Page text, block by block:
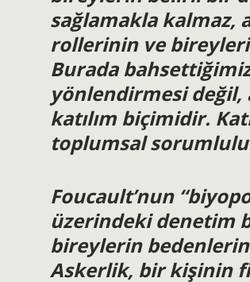
sağlamakla kalmaz,
rollerinin ve
Burada
yönlendirmesi değil,
katılım biçimidir.
toplumsal
Foucault’nun
üzerindeki denetim
bireylerin
Askerlik, bir kişinin